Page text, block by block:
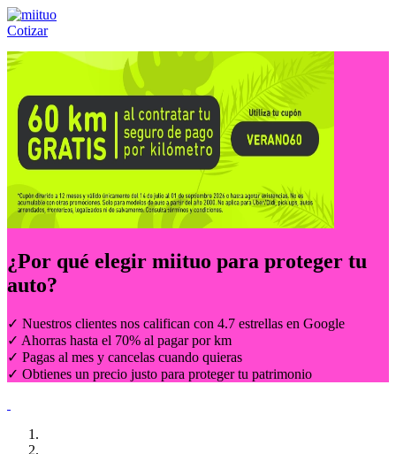
Cotizar
Llámanos al:(55) 84-21-05-00 ó
¿Por qué elegir miituo para proteger tu
auto?
✓ Nuestros clientes nos califican con 4.7 estrellas en Google
✓ Ahorras hasta el 70% al pagar por km
✓ Pagas al mes y cancelas cuando quieras
✓ Obtienes un precio justo para proteger tu patrimonio